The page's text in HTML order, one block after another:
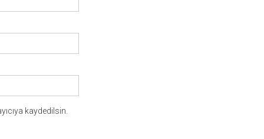
kaydedilsin.